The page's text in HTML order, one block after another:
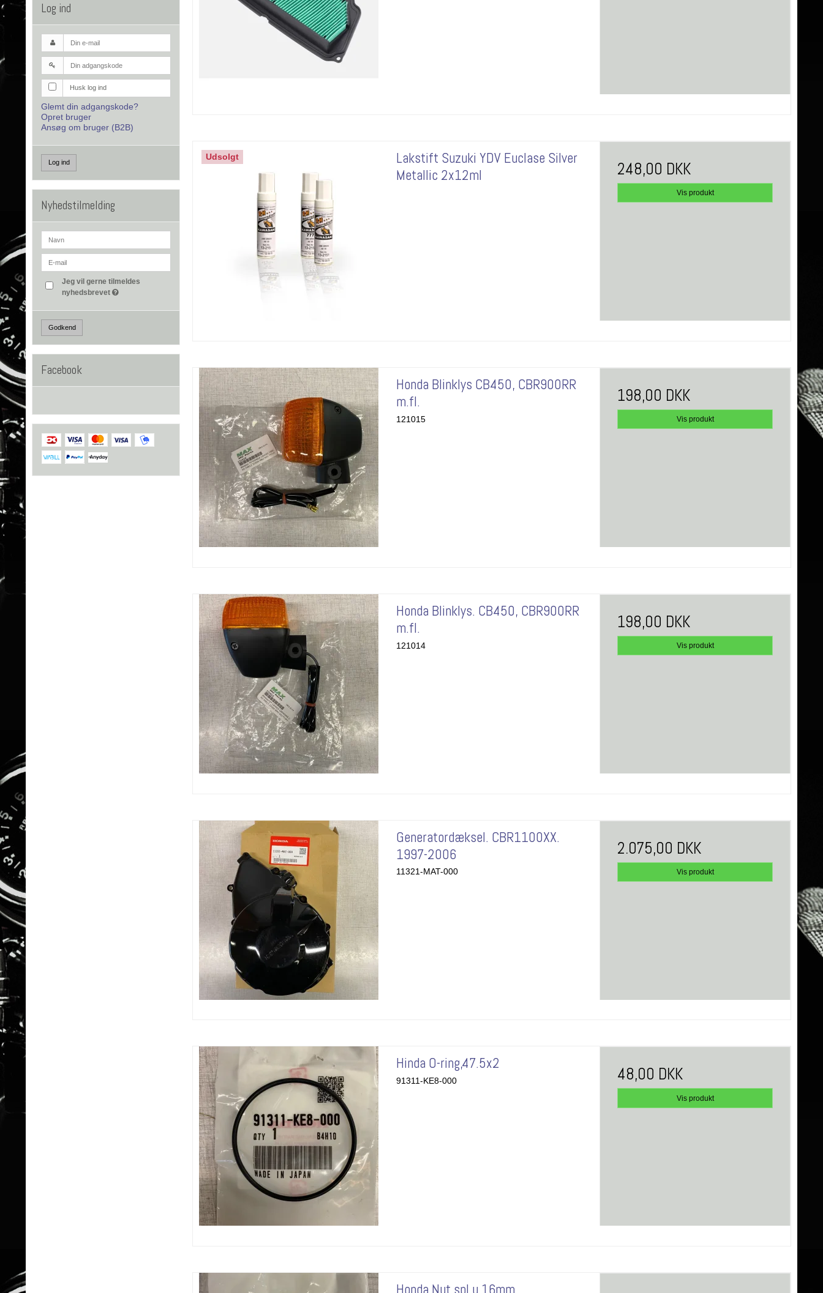
Log ind
Husk log ind
Glemt din adgangskode?
Opret bruger
Ansøg om bruger (B2B)
Log ind
Nyhedstilmelding
Jeg vil gerne tilmeldes
nyhedsbrevet
Godkend
Facebook
Udsolgt
Lakstift Suzuki YDV Euclase Silver
Metallic 2x12ml
248,00 DKK
Vis produkt
Honda Blinklys CB450, CBR900RR
m.fl.
121015
198,00 DKK
Vis produkt
Honda Blinklys. CB450, CBR900RR
m.fl.
121014
198,00 DKK
Vis produkt
Generatordæksel. CBR1100XX.
1997-2006
11321-MAT-000
2.075,00 DKK
Vis produkt
Hinda O-ring,47.5x2
91311-KE8-000 48,00 DKK
Vis produkt